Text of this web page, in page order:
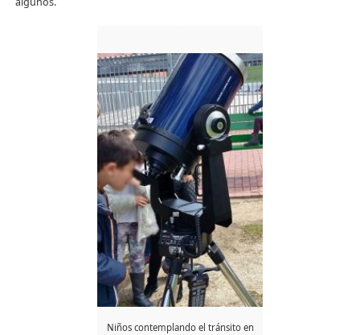
Niños contemplando el tránsito en